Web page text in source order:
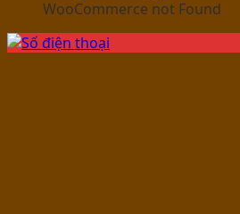
WooCommerce not Found